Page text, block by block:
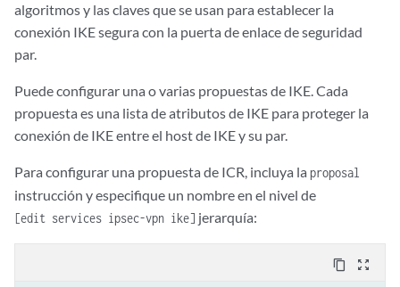
algoritmos y las claves que se usan para establecer la
conexión IKE segura con la puerta de enlace de seguridad
par.
Puede configurar una o varias propuestas de IKE. Cada
propuesta es una lista de atributos de IKE para proteger la
conexión de IKE entre el host de IKE y su par.
Para configurar una propuesta de ICR, incluya la proposal
instrucción y especifique un nombre en el nivel de
[edit services ipsec-vpn ike] jerarquía:
content_copy zoom_out_map